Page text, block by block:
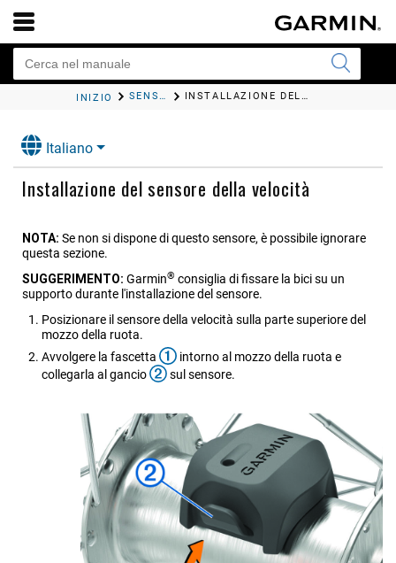
INIZIO SENSORI WIRELESS INSTALLAZIONE DEL SENSORE DELLA VELOCITÀ
Italiano
Installazione del sensore della velocità
NOTA: Se non si dispone di questo sensore, è possibile ignorare
questa sezione.
SUGGERIMENTO: Garmin® consiglia di fissare la bici su un
supporto durante l'installazione del sensore.
Posizionare il sensore della velocità sulla parte superiore del
mozzo della ruota.
Avvolgere la fascetta
intorno al mozzo della ruota e
collegarla al gancio
sul sensore.